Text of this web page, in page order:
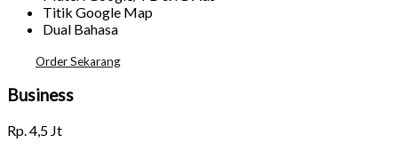
Titik Google Map
Dual Bahasa
Order Sekarang
Business
Rp.4,5 Jt